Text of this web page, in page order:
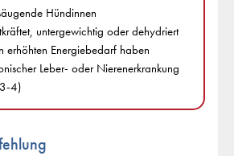
Hündinnen
untergewichtig oder dehydriert
erhöhten Energiebedarf haben
Leber- oder Nierenerkrankung
4)